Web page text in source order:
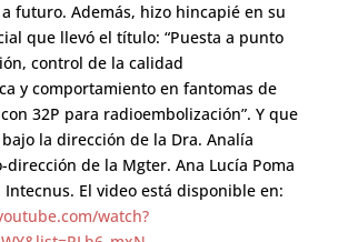
futuro. Además, hizo hincapié en su
que llevó el título: “Puesta a punto
control de la calidad
y comportamiento en fantomas de
32P para radioembolización”. Y que
la dirección de la Dra. Analía
dirección de la Mgter. Ana Lucía Poma
Intecnus. El video está disponible en:
watch?